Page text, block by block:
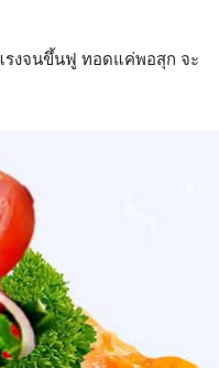
รงจนขึ้นฟู ทอดแค่พอสุก จะ